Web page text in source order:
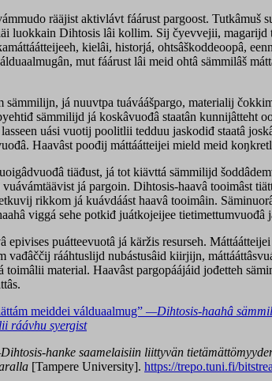
rääjist aktivlávt fáárust pargoost.
luokkain Dihtosis lâi kollim. Sij čyevvejii,
kielâi, historjá, ohtsâškoddeoopâ,
mut fáárust lâi meid ohtâ sämmilâš
já nuuvtpa tuáváášpargo, materialij
sämmilijd já koskâvuođâ staatân
uási vuotij poolitlii tedduu jaskodiđ staatâ
Haavâst poođij máttáátteijei mield meid
tiäđust, já tot kiävttá sämmilijd
já pargoin. Dihtosis-haavâ tooimâst
rikkom já kuávdáást haavâ tooimâin.
viggá sehe potkiđ juátkojeijee tietimettumvuođâ
puátteevuotâ já käržis resurseh.
vađâččij rááhtuslijd nubástusâid kiirjijn,
material. Haavâst pargopáájáid jođetteh
meiddei válduaalmug” —Dihtosis-haahâ
ráávhu syergist
Dihtosis-hanke saamelaisiin liittyvän
[Tampere University]. https://trepo.tuni.fi/